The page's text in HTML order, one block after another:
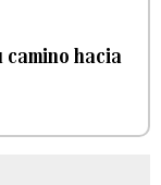
camino hacia